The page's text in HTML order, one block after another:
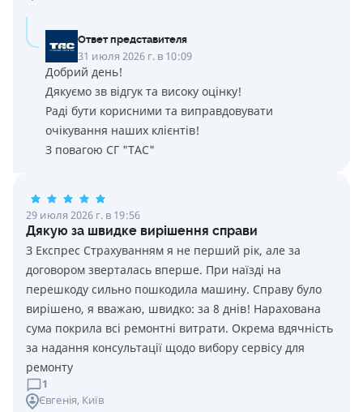
Ответ представителя
31 июля 2026 г. в 10:09
Добрий день!
Дякуємо зв відгук та високу оцінку!
Раді бути корисними та виправдовувати
очікування наших клієнтів!
З повагою СГ "ТАС"
29 июля 2026 г. в 19:56
Дякую за швидке вирішення справи
З Експрес Страхуванням я не перший рік, але за
договором зверталась вперше. При наїзді на
перешкоду сильно пошкодила машину. Справу було
вирішено, я вважаю, швидко: за 8 днів! Нарахована
сума покрила всі ремонтні витрати. Окрема вдячність
за надання консультації щодо вибору сервісу для
ремонту
1
Євгенія, Київ